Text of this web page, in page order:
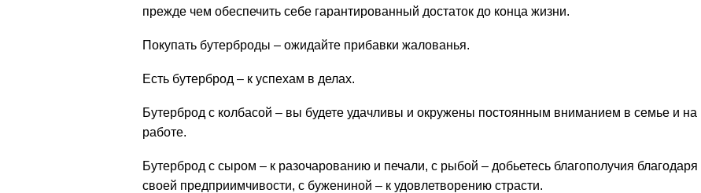
прежде чем обеспечить себе гарантированный достаток до конца жизни.
Покупать бутерброды – ожидайте прибавки жалованья.
Есть бутерброд – к успехам в делах.
Бутерброд с колбасой – вы будете удачливы и окружены постоянным вниманием в семье и на
работе.
Бутерброд с сыром – к разочарованию и печали, с рыбой – добьетесь благополучия благодаря
своей предприимчивости, с бужениной – к удовлетворению страсти.